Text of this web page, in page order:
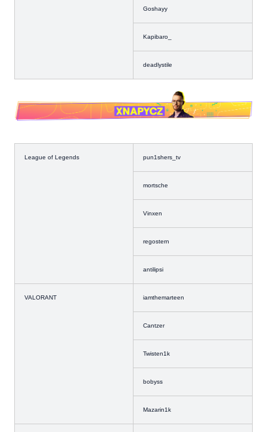
Goshayy
Kapibaro_
deadlystile
League of Legends pun1shers_tv
mortsche
Vinxen
regostern
antilipsi
VALORANT iamthemarteen
Cantzer
Twisten1k
bobyss
Mazarin1k